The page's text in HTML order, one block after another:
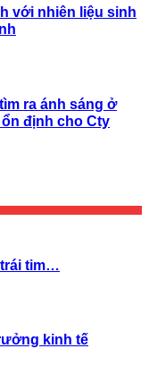
với nhiên liệu sinh
ra ánh sáng ở
định cho Cty
tim…
kinh tế